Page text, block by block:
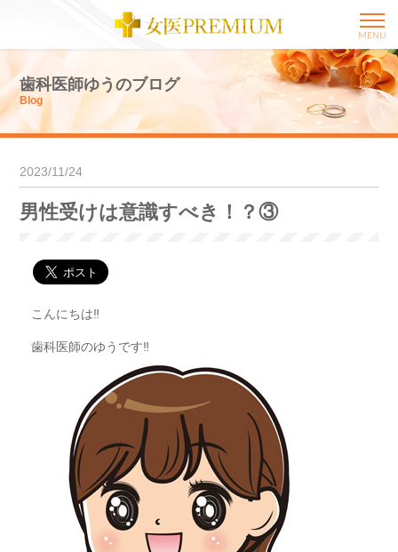
MENU
歯科医師ゆうのブログ
Blog
2023/11/24
男性受けは意識すべき！？③
こんにちは‼︎
歯科医師のゆうです‼︎